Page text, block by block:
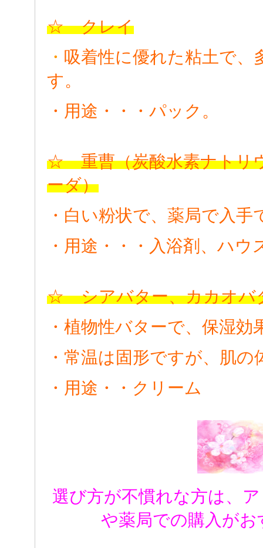
☆ クレイ
・ 吸着性に優れた粘土で、
す。
・用途・・・パック。
☆ 重曹（炭酸水素ナトリ
ーダ）
・ 白い粉状で、薬局で入手
・用途・・・入浴剤、ハウ
☆ シアバター、カカオバ
・植物性バターで、保湿
・常温は固形ですが、肌
・用途・・クリーム
選び方が不慣れな方は、
や薬局での購入が